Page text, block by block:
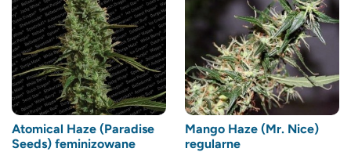
Atomical Haze (Paradise
Seeds) feminizowane
Mango Haze (Mr. Nice)
regularne